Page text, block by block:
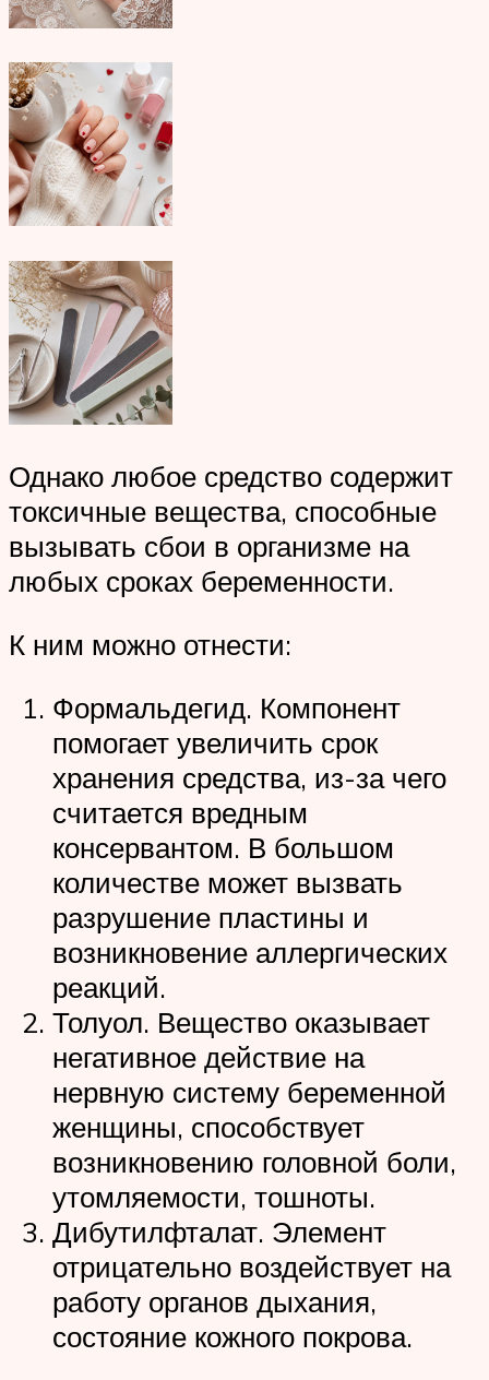
Однако любое средство содержит
токсичные вещества, способные
вызывать сбои в организме на
любых сроках беременности.
К ним можно отнести:
Формальдегид. Компонент
помогает увеличить срок
хранения средства, из-за чего
считается вредным
консервантом. В большом
количестве может вызвать
разрушение пластины и
возникновение аллергических
реакций.
Толуол. Вещество оказывает
негативное действие на
нервную систему беременной
женщины, способствует
возникновению головной боли,
утомляемости, тошноты.
Дибутилфталат. Элемент
отрицательно воздействует на
работу органов дыхания,
состояние кожного покрова.